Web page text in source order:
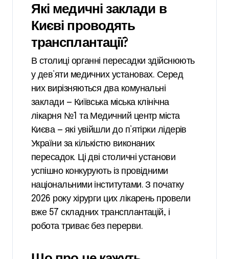
Які медичні заклади в
Києві проводять
трансплантації?
В столиці органні пересадки здійснюють
у дев’яти медичних установах. Серед
них вирізняються два комунальні
заклади — Київська міська клінічна
лікарня №1 та Медичний центр міста
Києва — які увійшли до п’ятірки лідерів
України за кількістю виконаних
пересадок. Ці дві столичні установи
успішно конкурують із провідними
національними інститутами. З початку
2026 року хірурги цих лікарень провели
вже 57 складних трансплантацій, і
робота триває без перерви.